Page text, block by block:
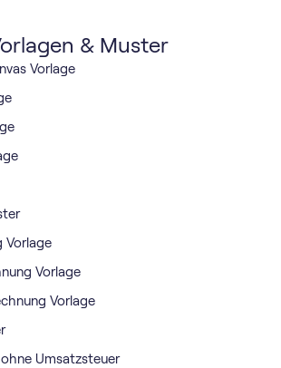
& Muster
Vorlage
Vorlage
Vorlage
Vorlage
Umsatzsteuer